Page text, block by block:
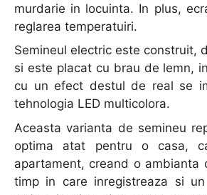
murdarie in locuinta. In plus,
reglarea temperatuiri.
Semineul electric este construit,
si este placat cu brau de lemn,
cu un efect destul de real se
tehnologia LED multicolora.
Aceasta varianta de semineu
optima atat pentru o casa,
apartament, creand o ambianta
timp in care inregistreaza si